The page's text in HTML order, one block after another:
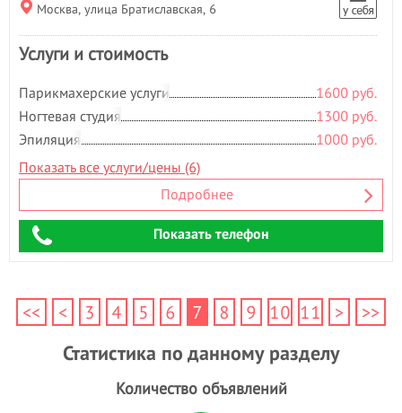
Москва, улица Братиславская, 6
Услуги и стоимость
Парикмахерские услуги
1600 руб.
Ногтевая студия
1300 руб.
Эпиляция
1000 руб.
Показать все услуги/цены (6)
Подробнее
Показать телефон
<< < 3 4 5 6 7 8 9 10 11 > >>
Статистика по данному разделу
Количество объявлений